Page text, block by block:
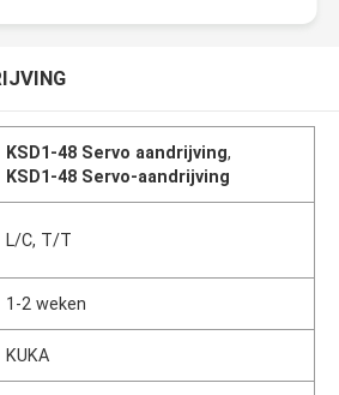
KSD1-48 Servo aandrijving,
KSD1-48 Servo-aandrijving
L/C, T/T
1-2 weken
KUKA